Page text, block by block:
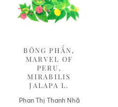
Liên hệ
BÔNG PHẤN,
MARVEL OF
PERU,
MIRABILIS
JALAPA L.
Phan Thị Thanh Nhã